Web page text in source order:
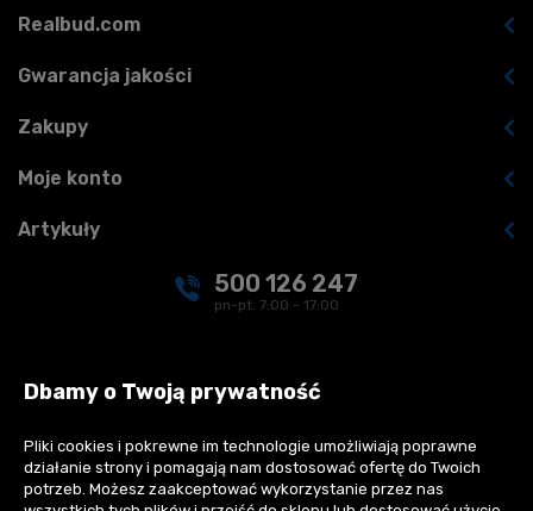
500 126 247
pn-pt. 7:00 - 17:00
Realbud.com
Gwarancja jakości
Zakupy
Moje konto
Artykuły
Płatności:
Dbamy o Twoją prywatność
Pliki cookies i pokrewne im technologie umożliwiają poprawne
działanie strony i pomagają nam dostosować ofertę do Twoich
potrzeb. Możesz zaakceptować wykorzystanie przez nas